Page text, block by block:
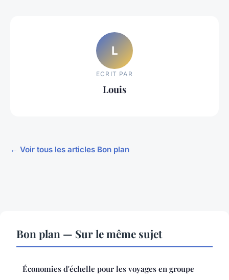
L
ECRIT PAR
Louis
← Voir tous les articles Bon plan
Bon plan — Sur le même sujet
Économies d'échelle pour les voyages en groupe